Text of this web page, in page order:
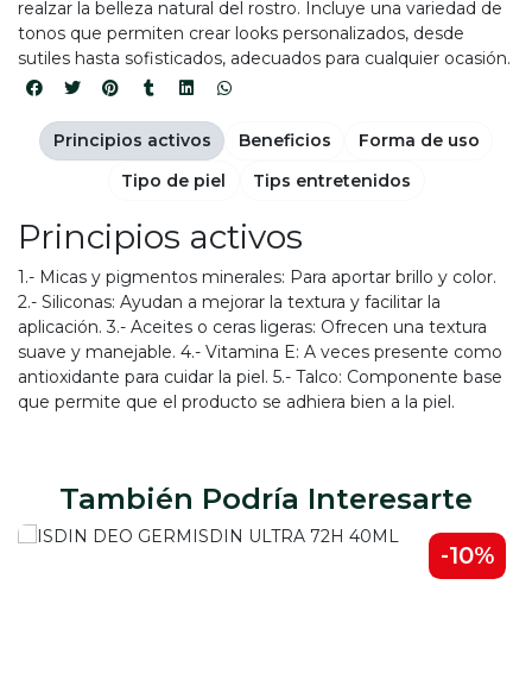
realzar la belleza natural del rostro. Incluye una variedad de
tonos que permiten crear looks personalizados, desde
sutiles hasta sofisticados, adecuados para cualquier ocasión.
Principios activos
1.- Micas y pigmentos minerales: Para aportar brillo y color.
2.- Siliconas: Ayudan a mejorar la textura y facilitar la
aplicación. 3.- Aceites o ceras ligeras: Ofrecen una textura
suave y manejable. 4.- Vitamina E: A veces presente como
antioxidante para cuidar la piel. 5.- Talco: Componente base
que permite que el producto se adhiera bien a la piel.
Principios activos Beneficios
Forma de uso
Tipo de piel
Tips entretenidos
También Podría Interesarte
-10%